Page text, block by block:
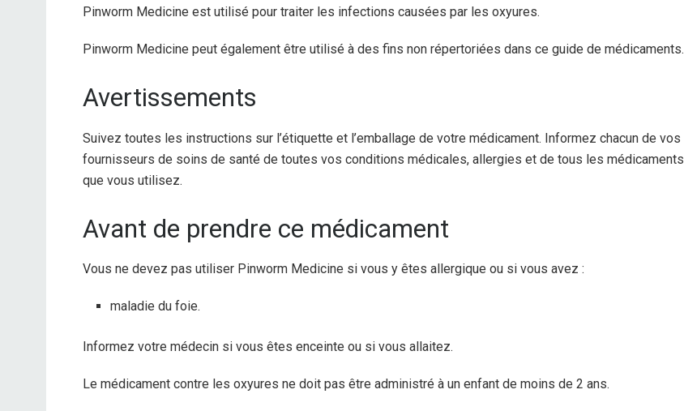
Pinworm Medicine est utilisé pour traiter les infections causées par les oxyures.
Pinworm Medicine peut également être utilisé à des fins non répertoriées dans ce guide de médicaments.
Avertissements
Suivez toutes les instructions sur l’étiquette et l’emballage de votre médicament. Informez chacun de vos
fournisseurs de soins de santé de toutes vos conditions médicales, allergies et de tous les médicaments
que vous utilisez.
Avant de prendre ce médicament
Vous ne devez pas utiliser Pinworm Medicine si vous y êtes allergique ou si vous avez :
maladie du foie.
Informez votre médecin si vous êtes enceinte ou si vous allaitez.
Le médicament contre les oxyures ne doit pas être administré à un enfant de moins de 2 ans.